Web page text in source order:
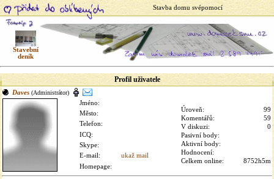
Stavba domu svépomocí
Stavební
deník
Profil uživatele
Daves (Administrátor)
Jméno:
Úroveň:
99
Komentářů:
59
V diskuzi:
0
Pasivní body:
Aktivní body:
Hodnocení:
Celkem online:
8752h5m
Město:
Telefon:
ICQ:
Skype:
E-mail:
ukaž mail
Homepage: